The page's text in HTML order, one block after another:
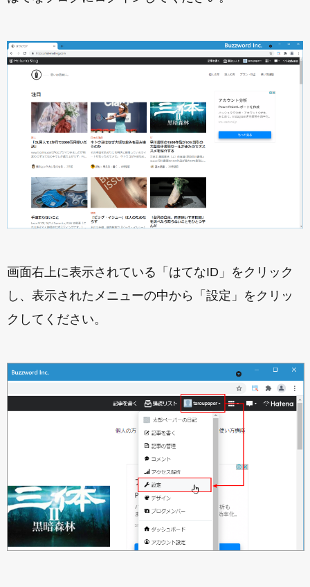
画面右上に表示されている「はてなID」をクリック
し、表示されたメニューの中から「設定」をクリッ
クしてください。